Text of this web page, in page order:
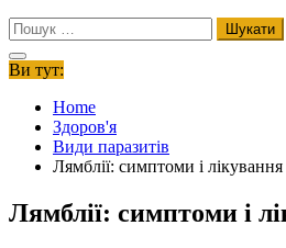
Пошук:
Ви тут:
Home
Здоров'я
Види паразитів
Лямблії: симптоми і лікування
Лямблії: симптоми і